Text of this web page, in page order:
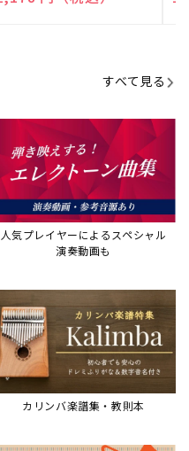
JAZZの楽譜特集
すべて見る